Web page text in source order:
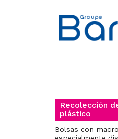
Recolección
plástico
Bolsas con